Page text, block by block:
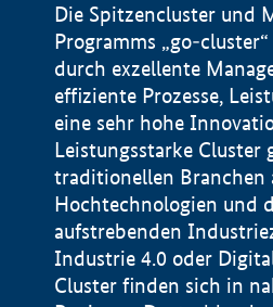
Die Spitzencluster und
Programms „go-
durch exzellente
effiziente Prozesse,
eine sehr hohe
Leistungsstarke Cluster
traditionellen Branchen
Hochtechnologien und
aufstrebenden
Industrie 4.0 oder
Cluster finden sich in